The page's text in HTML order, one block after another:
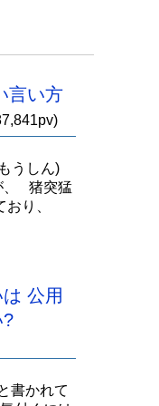
言い方
うしん)
、 猪突猛
り、
公用
?
書かれて